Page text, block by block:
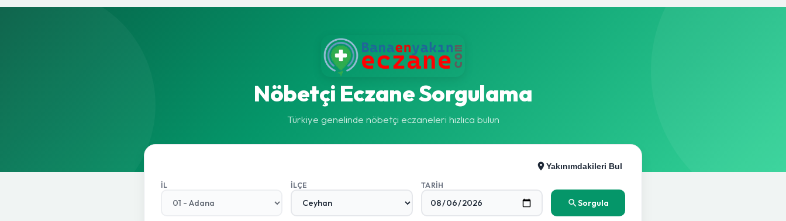
Nöbetçi Eczane Sorgulama
Türkiye genelinde nöbetçi eczaneleri hızlıca bulun
Yakınımdakileri Bul
İL İLÇE TARIH
Sorgula